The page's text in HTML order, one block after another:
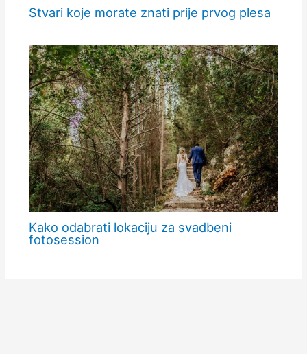
Stvari koje morate znati prije prvog plesa
Kako odabrati lokaciju za svadbeni
fotosession